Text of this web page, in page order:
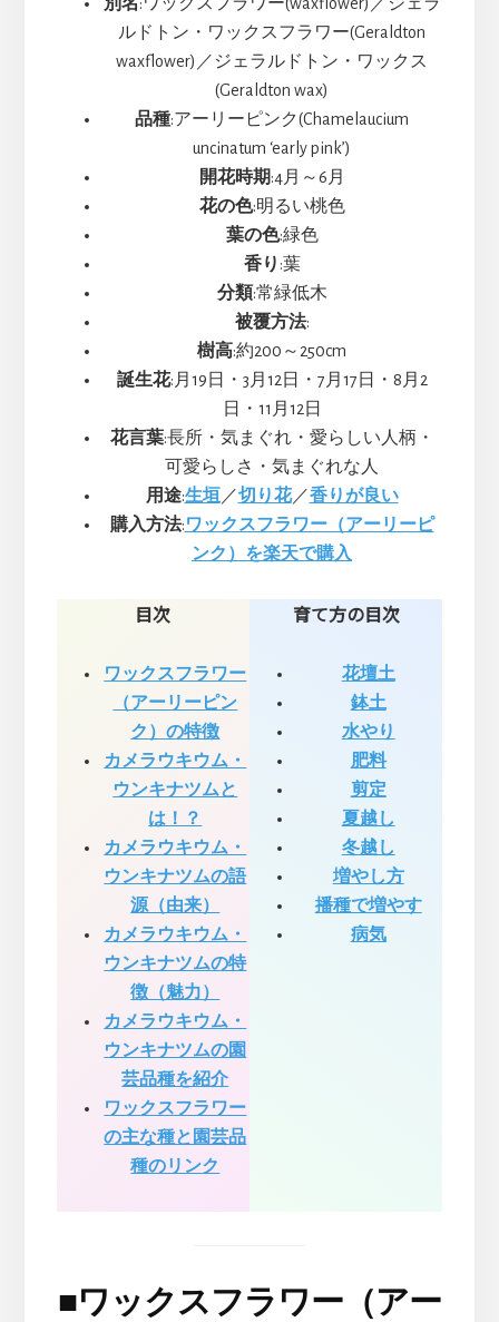
別名:ワックスフラワー(waxflower)／ジェラ
ルドトン・ワックスフラワー(Geraldton
waxflower)／ジェラルドトン・ワックス
(Geraldton wax)
品種:アーリーピンク(Chamelaucium
uncinatum ‘early pink’)
開花時期:4月～6月
花の色:明るい桃色
葉の色:緑色
香り :葉
分類:常緑低木
被覆方法:
樹高:約200～250cm
誕生花:月19日・3月12日・7月17日・8月2
日・11月12日
花言葉:長所・気まぐれ・愛らしい人柄・
可愛らしさ・気まぐれな人
用途:生垣／切り花／香りが良い
購入方法:ワックスフラワー（アーリーピ
ンク）を楽天で購入
目次
ワックスフラワー
（アーリーピン
ク）の特徴
カメラウキウム・
ウンキナツムと
は！？
カメラウキウム・
ウンキナツムの語
源（由来）
カメラウキウム・
ウンキナツムの特
徴（魅力）
カメラウキウム・
ウンキナツムの園
芸品種を紹介
ワックスフラワー
の主な種と園芸品
種のリンク
育て方の目次
花壇土
鉢土
水やり
肥料
剪定
夏越し
冬越し
増やし方
播種で増やす
病気
■ワックスフラワー（アー